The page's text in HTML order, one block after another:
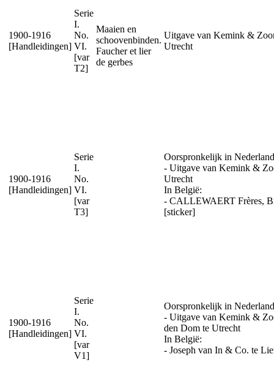
Maaien en
schoovenbinden.
Faucher et lier
de gerbes
1900-1916
[Handleidingen]
Serie
I.
No.
VI.
[var
T2]
Uitgave van Kemink &
Utrecht
1900-1916
[Handleidingen]
Serie
I.
No.
VI.
[var
T3]
Oorspronkelijk in
- Uitgave van Kemink &
Utrecht
In België:
- CALLEWAERT Frères,
[sticker]
1900-1916
[Handleidingen]
Serie
I.
No.
VI.
[var
V1]
Oorspronkelijk in
- Uitgave van Kemink &
den Dom te Utrecht
In België:
- Joseph van In & Co. te